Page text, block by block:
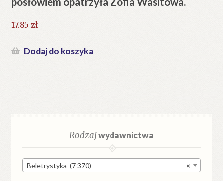
17.85 zł
Dodaj do koszyka
Rodzajwydawnictwa
×
Beletrystyka (7 370)